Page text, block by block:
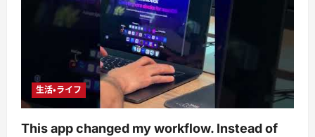
生活・ライフ
This app changed my workflow. Instead of